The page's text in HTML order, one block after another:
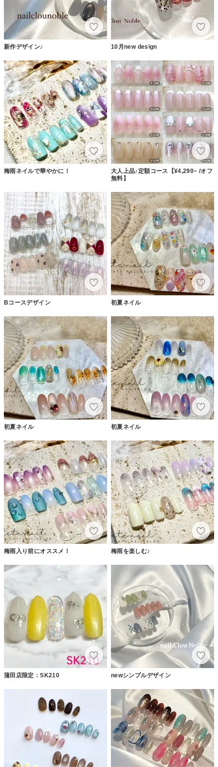
新作デザイン♪ 10月new design
梅雨ネイルで華やかに！
大人上品♪定額コース【¥4,290~ /オフ
無料】
Bコースデザイン 初夏ネイル
初夏ネイル 初夏ネイル
梅雨入り前にオススメ！ 梅雨を楽しむ♪
蒲田店限定：SK210 newシンプルデザイン